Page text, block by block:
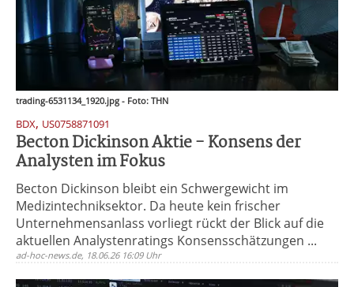
trading-6531134_1920.jpg - Foto: THN
BDX, US0758871091
Becton Dickinson Aktie - Konsens der
Analysten im Fokus
Becton Dickinson bleibt ein Schwergewicht im
Medizintechniksektor. Da heute kein frischer
Unternehmensanlass vorliegt rückt der Blick auf die
aktuellen Analystenratings Konsensschätzungen ...
ad-hoc-news.de, 18.06.26 16:09 Uhr